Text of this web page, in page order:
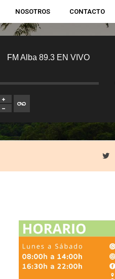
NOSOTROS CONTACTO
FM Alba 89.3 EN VIVO